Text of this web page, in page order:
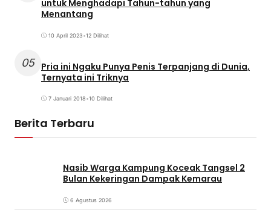
untuk Menghadapi Tahun-tahun yang
Menantang
10 April 2023•12 Dilihat
05 Pria ini Ngaku Punya Penis Terpanjang di Dunia,
Ternyata ini Triknya
7 Januari 2018•10 Dilihat
Berita Terbaru
Nasib Warga Kampung Koceak Tangsel 2
Bulan Kekeringan Dampak Kemarau
6 Agustus 2026